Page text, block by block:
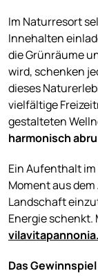
Im Naturresort
Innehalten
die Grünräume
wird, schenken
dieses
vielfältige
gestalteten
harmonisch
Ein Aufenthalt im
Moment aus
Landschaft
Energie
Das